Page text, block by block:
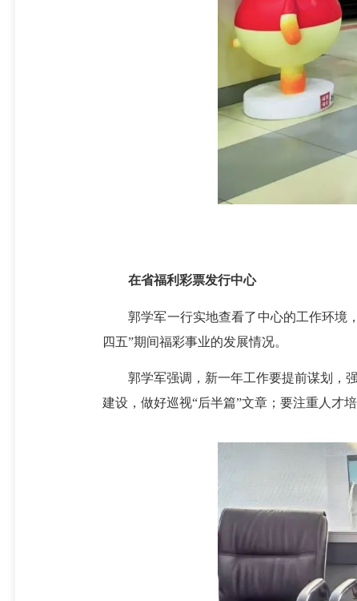
在省福利彩票发行中心
郭学军一行实地查看了中心的工作环境，
四五”期间福彩事业的发展情况。
郭学军强调，新一年工作要提前谋划，强
建设，做好巡视“后半篇”文章；要注重人才